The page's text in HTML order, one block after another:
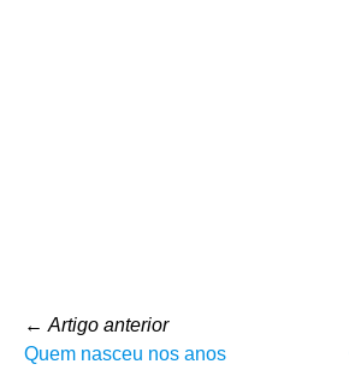
← Artigo anterior
Quem nasceu nos anos